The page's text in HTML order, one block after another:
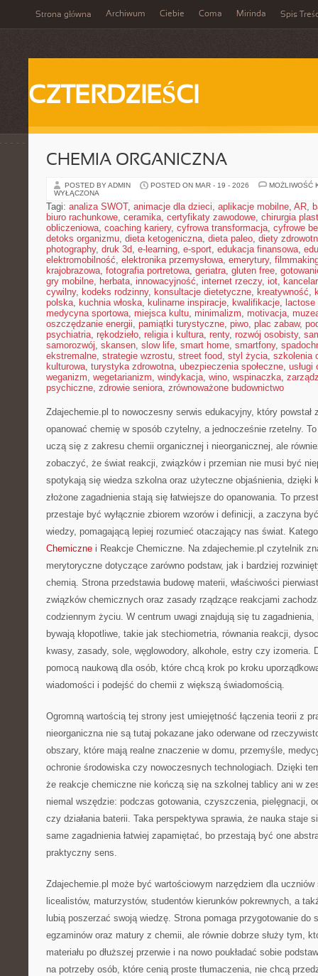
Strona główna Archiwum Ciebie Coma Mirinda Spis
CZTERDZIEŚCI
CHEMIA ORGANICZNA
POSTED BY ADMIN POSTED ON MAR - 19 - 2026
MOŻLIWOŚĆ
WYŁĄCZONA
Tagi: analiza SWOT, animacje dla dzieci, aplikacje mobilne, AR,
biuro rachunkowe, ceramika, certyfikaty zawodowe, chirurgia
obliczeniowa, coaching kariery, cyfrowa transformacja, cyfrowe
detoks organizmu, dieta ketogeniczna, dieta paleo, diety
photography, druk 3d, e-learning, e-sport, edukacja finansowa,
elektromobilność, elektronika przemysłowa, emerytury,
krajobrazowa, fotografia portretowa, geriatra, gluten free,
gry mobilne, herbata, innowacyjność, internet rzeczy, iot,
cywilny, kodeks rodzinny, konsultacje dietetyczne, kreatywność,
polska, kuchnia włoska, kulinarne inspiracje, kwalifikacje, lactose
medycyna sportowa, miejsca kultu, minimalizm, motivacja,
oszczędzanie energii, pamiątki turystyczne, piwo, plac zabaw,
psychiatria, rękodzieło, religia i kultura, renty, rozwój osobisty,
samorozwój, skansen, slow life, smart home, smartfony,
ekstremalne, strategie wzrostu, street food, styl życia, szkolenia
kulturowa, turystyka zdrowotna, ubezpieczenia społeczne, usługi
weganizm, wegetarianizm, windykacja, wino, wspinaczka,
psychiczne, zdrowie seniora, zrównoważone budownictwo
Zdajechemie.pl to nowoczesny serwis edukacyjny, który
opanować chemię w sposób czytelny, a jednocześnie rzetelny.
uczą się z zakresu chemii organicznej i nieorganicznej, ale
zobaczyć, że świat reakcji, związków i przemian nie musi być
spotykają się wiedza szkolna oraz użyteczne objaśnienia, dzięki
złożone zagadnienia stają się łatwiejsze do opanowania. To
przestaje być wyłącznie zbiorem wzorów i definicji, a zaczyna
wiedzy, pomagającą lepiej rozumieć otaczający nas świat.
Chemiczne i Reakcje Chemiczne. Na zdajechemie.pl czytelnik
merytoryczne dotyczące zarówno podstaw, jak i bardziej
chemią. Strona przedstawia budowę materii, właściwości
związków chemicznych oraz zasady rządzące reakcjami
codziennym życiu. W centrum uwagi znajdują się tu zagadnienia,
bywają kłopotliwe, takie jak stechiometria, równania reakcji,
kwasy, zasady, sole, węglowodory, alkohole, estry czy izomeria.
pomocą naukową dla osób, które chcą krok po kroku
wiadomości i podejść do chemii z większą świadomością.
Ogromną wartością tej strony jest umiejętność łączenia teorii z
nieorganiczna nie są tutaj pokazane jako oderwane od
obszary, które mają realne znaczenie w domu, przemyśle,
ochronie środowiska czy nowoczesnych technologiach. Dzięki
że reakcje chemiczne nie kończą się na szkolnej tablicy ani w
niemal wszędzie: podczas gotowania, czyszczenia, pielęgnacji,
czy działania baterii. Taka perspektywa sprawia, że nauka staje
same zagadnienia łatwiej zapamiętać, bo przestają być one
praktyczny sens.
Zdajechemie.pl może być wartościowym narzędziem dla uczniów
licealistów, maturzystów, studentów kierunków pokrewnych, a
lubią poszerzać swoją wiedzę. Strona pomaga przygotowanie do
egzaminów oraz matury z chemii, ale równie dobrze służy tym,
materiału po dłuższej przerwie i na nowo poukładać sobie
na potrzeby osób, które cenią proste tłumaczenia, nie chcą